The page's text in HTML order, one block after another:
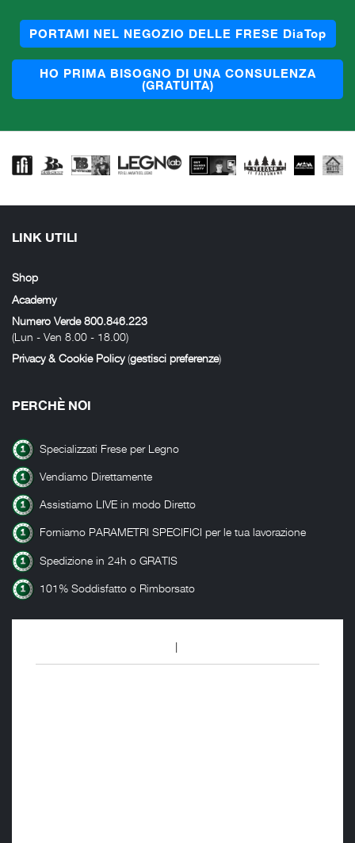
PORTAMI NEL NEGOZIO DELLE FRESE DiaTop
HO PRIMA BISOGNO DI UNA CONSULENZA
(GRATUITA)
LINK UTILI
Shop
Academy
Numero Verde 800.846.223
(Lun - Ven 8.00 - 18.00)
Privacy & Cookie Policy(gestisci preferenze)
PERCHÈ NOI
Specializzati Frese per Legno
Vendiamo Direttamente
Assistiamo LIVE in modo Diretto
Forniamo PARAMETRI SPECIFICI per le tua lavorazione
Spedizione in 24h o GRATIS
101% Soddisfatto o Rimborsato